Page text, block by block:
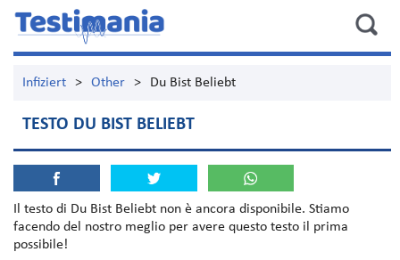
Infiziert > Other > Du Bist Beliebt
TESTO DU BIST BELIEBT
Il testo di Du Bist Beliebt non è ancora disponibile. Stiamo
facendo del nostro meglio per avere questo testo il prima
possibile!